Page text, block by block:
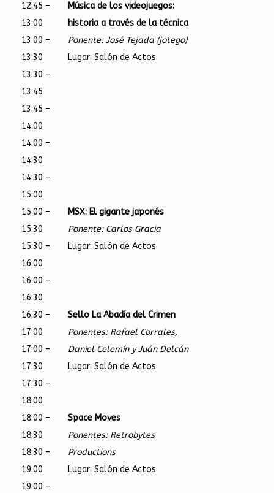
12:45 –
13:00
Música de los videojuegos:
historia a través de la técnica
Ponente: José Tejada (jotego)
Lugar: Salón de Actos
13:00 –
13:30
13:30 –
13:45
13:45 –
14:00
14:00 –
14:30
14:30 –
15:00
15:00 –
15:30
MSX: El gigante japonés
Ponente: Carlos Gracia
Lugar: Salón de Actos
15:30 –
16:00
16:00 –
16:30
16:30 –
17:00
Sello La Abadía del Crimen
Ponentes: Rafael Corrales,
Daniel Celemín y Juán Delcán
Lugar: Salón de Actos
17:00 –
17:30
17:30 –
18:00
18:00 –
18:30
Space Moves
Ponentes: Retrobytes
Productions
Lugar: Salón de Actos
18:30 –
19:00
19:00 –